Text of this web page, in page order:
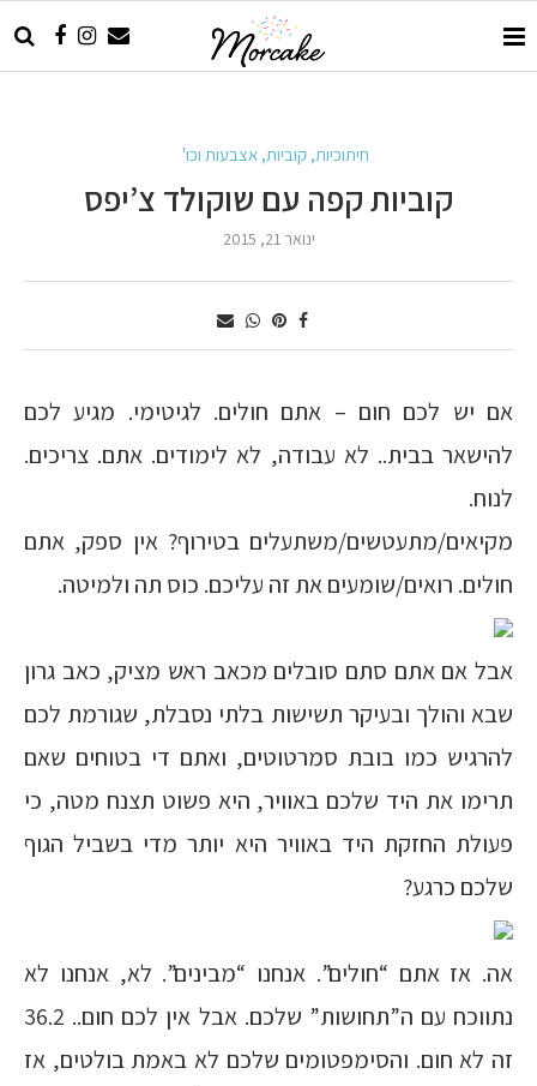
חיתוכיות, קוביות, אצבעות וכו'
קוביות קפה עם שוקולד צ’יפס
ינואר 21, 2015
אם יש לכם חום – אתם חולים. לגיטימי. מגיע לכם
להישאר בבית.. לא עבודה, לא לימודים. אתם. צריכים.
לנוח.
מקיאים/מתעטשים/משתעלים בטירוף? אין ספק, אתם
חולים. רואים/שומעים את זה עליכם. כוס תה ולמיטה.
אבל אם אתם סתם סובלים מכאב ראש מציק, כאב גרון
שבא והולך ובעיקר תשישות בלתי נסבלת, שגורמת לכם
להרגיש כמו בובת סמרטוטים, ואתם די בטוחים שאם
תרימו את היד שלכם באוויר, היא פשוט תצנח מטה, כי
פעולת החזקת היד באוויר היא יותר מדי בשביל הגוף
שלכם כרגע?
אה. אז אתם “חולים”. אנחנו “מבינים”. לא, אנחנו לא
נתווכח עם ה”תחושות” שלכם. אבל אין לכם חום.. 36.2
זה לא חום. והסימפטומים שלכם לא באמת בולטים, אז